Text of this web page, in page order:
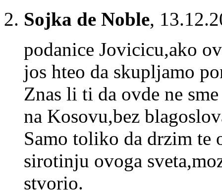
Sojka de Noble,
podanice Jovicicu,ako
jos hteo da skupljamo
Znas li ti da ovde ne
na Kosovu,bez
Samo toliko da drzim te
sirotinju ovoga
stvorio.